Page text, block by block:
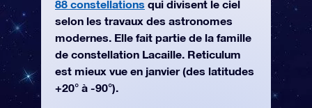
88 constellations qui divisent le ciel
selon les travaux des astronomes
modernes. Elle fait partie de la famille
de constellation Lacaille. Reticulum
est mieux vue en janvier (des latitudes
+20° à -90°).